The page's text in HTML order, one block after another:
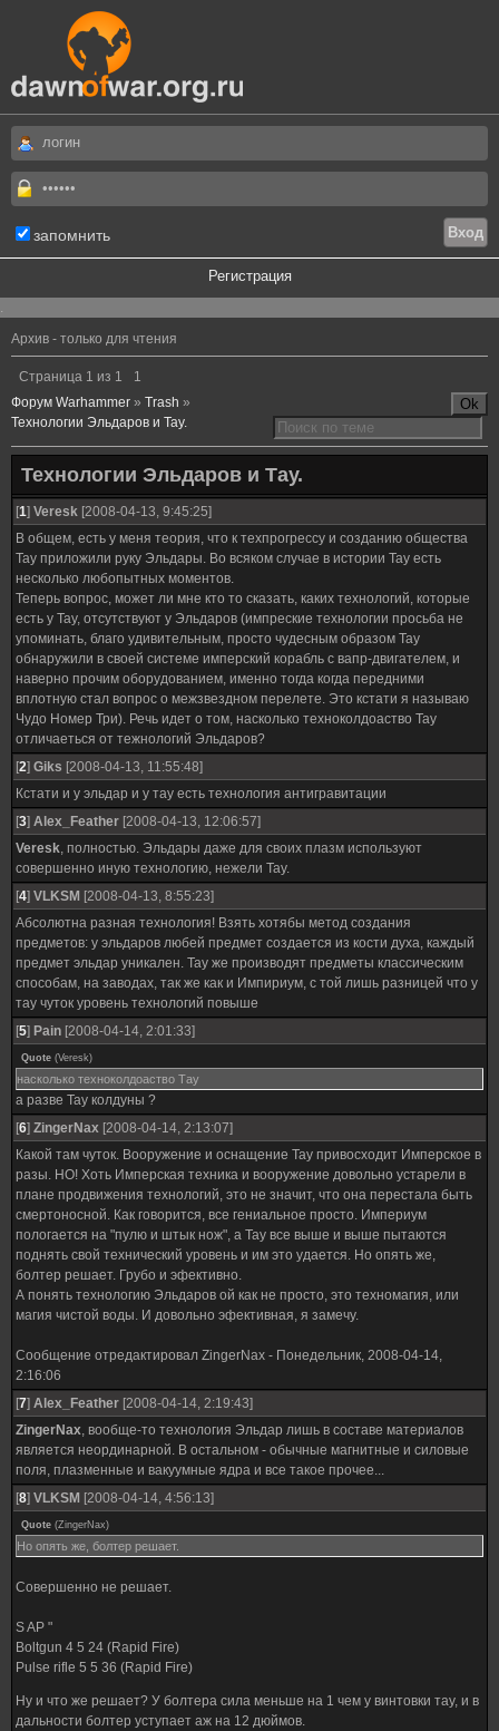
запомнить
Регистрация
.
Архив - только для чтения
Страница 1 из 1
1
Форум Warhammer » Trash »
Технологии Эльдаров и Тау.
Технологии Эльдаров и Тау.
[1] Veresk [2008-04-13, 9:45:25]
В общем, есть у меня теория, что к техпрогрессу и созданию общества
Тау приложили руку Эльдары. Во всяком случае в истории Тау есть
несколько любопытных моментов.
Теперь вопрос, может ли мне кто то сказать, каких технологий, которые
есть у Тау, отсутствуют у Эльдаров (импреские технологии просьба не
упоминать, благо удивительным, просто чудесным образом Тау
обнаружили в своей системе имперский корабль с вапр-двигателем, и
наверно прочим оборудованием, именно тогда когда передними
вплотную стал вопрос о межзвездном перелете. Это кстати я называю
Чудо Номер Три). Речь идет о том, насколько техноколдоаство Тау
отличаеться от тежнологий Эльдаров?
[2] Giks [2008-04-13, 11:55:48]
Кстати и у эльдар и у тау есть технология антигравитации
[3] Alex_Feather [2008-04-13, 12:06:57]
Veresk, полностью. Эльдары даже для своих плазм используют
совершенно иную технологию, нежели Тау.
[4] VLKSM [2008-04-13, 8:55:23]
Абсолютна разная технология! Взять хотябы метод создания
предметов: у эльдаров любей предмет создается из кости духа, каждый
предмет эльдар уникален. Тау же производят предметы классическим
способам, на заводах, так же как и Импириум, с той лишь разницей что у
тау чуток уровень технологий повыше
[5] Pain [2008-04-14, 2:01:33]
Quote (Veresk)
насколько техноколдоаство Тау
а разве Тау колдуны ?
[6] ZingerNax [2008-04-14, 2:13:07]
Какой там чуток. Вооружение и оснащение Тау привосходит Имперское в
разы. НО! Хоть Имперская техника и вооружение довольно устарели в
плане продвижения технологий, это не значит, что она перестала быть
смертоносной. Как говорится, все гениальное просто. Империум
пологается на "пулю и штык нож", а Тау все выше и выше пытаются
поднять свой технический уровень и им это удается. Но опять же,
болтер решает. Грубо и эфективно.
А понять технологию Эльдаров ой как не просто, это техномагия, или
магия чистой воды. И довольно эфективная, я замечу.
Сообщение отредактировал ZingerNax - Понедельник, 2008-04-14,
2:16:06
[7] Alex_Feather [2008-04-14, 2:19:43]
ZingerNax, вообще-то технология Эльдар лишь в составе материалов
является неординарной. В остальном - обычные магнитные и силовые
поля, плазменные и вакуумные ядра и все такое прочее...
[8] VLKSM [2008-04-14, 4:56:13]
Quote (ZingerNax)
Но опять же, болтер решает.
Совершенно не решает.
S AP "
Boltgun 4 5 24 (Rapid Fire)
Pulse rifle 5 5 36 (Rapid Fire)
Ну и что же решает? У болтера сила меньше на 1 чем у винтовки тау, и в
дальности болтер уступает аж на 12 дюймов.